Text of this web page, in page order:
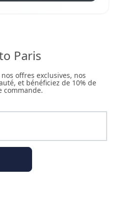
Paris
offres exclusives, nos
et bénéficiez de 10% de
commande.